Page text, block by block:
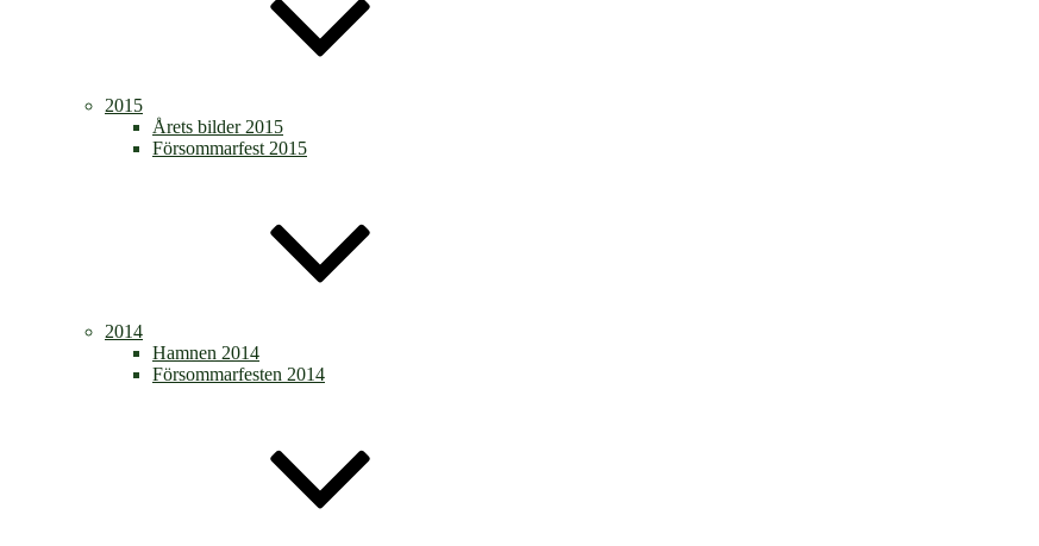
2015
Årets bilder 2015
Försommarfest 2015
2014
Hamnen 2014
Försommarfesten 2014